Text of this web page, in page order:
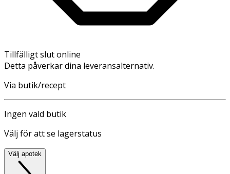
Tillfälligt slut online
Detta påverkar dina leveransalternativ.
Via butik/recept
Ingen vald butik
Välj för att se lagerstatus
Välj apotek